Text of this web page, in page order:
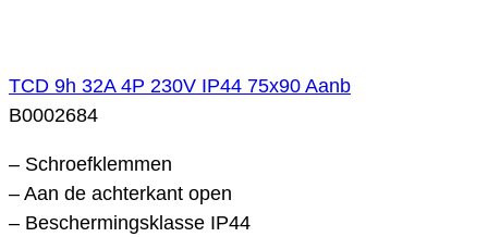
TCD 9h 32A 4P 230V IP44 75x90 Aanb
B0002684
– Schroefklemmen
– Aan de achterkant open
– Beschermingsklasse IP44